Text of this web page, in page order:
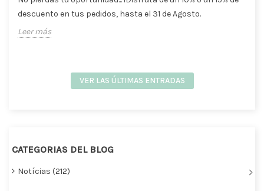
descuento en tus pedidos, hasta el 31 de Agosto.
Leer más
VER LAS ÚLTIMAS ENTRADAS
CATEGORIAS DEL BLOG
Notícias (212)